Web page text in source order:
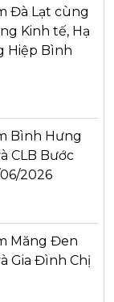
Đà Lạt cùng
Kinh tế, Hạ
Hiệp Bình
Bình Hưng
CLB Bước
2026
Măng Đen
Gia Đình Chị